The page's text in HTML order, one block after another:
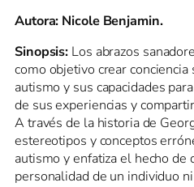
Autora: Nicole Benjamin.
Sinopsis: Los abrazos
como objetivo crear
autismo y sus capacidades
de sus experiencias y
A través de la historia de
estereotipos y conceptos
autismo y enfatiza el hecho de
personalidad de un individuo